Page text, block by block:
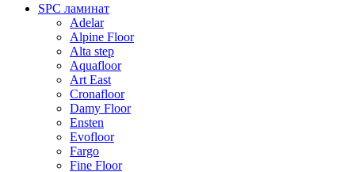
SPC ламинат
Adelar
Alpine Floor
Alta step
Aquafloor
Art East
Cronafloor
Damy Floor
Ensten
Evofloor
Fargo
Fine Floor